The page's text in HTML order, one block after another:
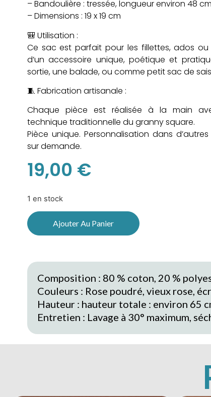
– Bandoulière : tressée, longueur environ 48 cm
– Dimensions : 19 x 19 cm
🎒 Utilisation :
Ce sac est parfait pour les fillettes, ados
d’un accessoire unique, poétique et
sortie, une balade, ou comme petit sac de
🧵 Fabrication artisanale :
Chaque pièce est réalisée à la main
technique traditionnelle du granny square.
Pièce unique. Personnalisation dans
sur demande.
19,00 €
1 en stock
Ajouter Au Panier
Composition : 80 % coton, 20 %
Couleurs : Rose poudré, vieux rose,
Hauteur : hauteur totale : environ 65
Entretien : Lavage à 30° maximum,